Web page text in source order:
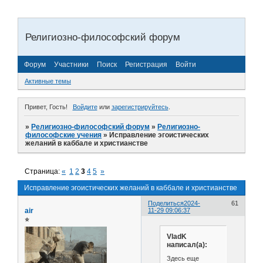
Религиозно-философский форум
Форум Участники Поиск Регистрация Войти
Активные темы
Привет, Гость! Войдитеили зарегистрируйтесь.
»Религиозно-философский форум »Религиозно-
философские учения »Исправление эгоистических
желаний в каббале и христианстве
Исправление эгоистических желаний в каббале и христианстве
Страница:« 1 2 3 4 5 »
Поделиться 61
2024-
11-29 09:06:37
air
⭐
VladK
написал(а):
Здесь еще